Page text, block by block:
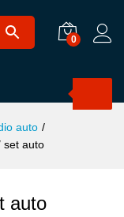
0
auto /
set auto
auto